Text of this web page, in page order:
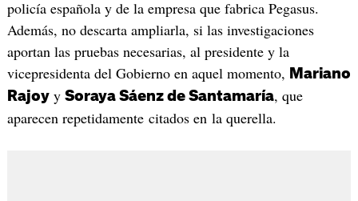
policía española y de la empresa que fabrica Pegasus.
Además, no descarta ampliarla, si las investigaciones
aportan las pruebas necesarias, al presidente y la
vicepresidenta del Gobierno en aquel momento, Mariano
Rajoyy Soraya Sáenz de Santamaría, que
aparecen repetidamente citados en la querella.